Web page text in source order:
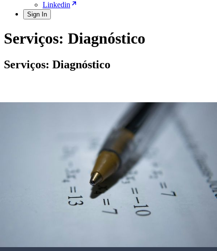
Linkedin
Sign In
Serviços: Diagnóstico
Serviços: Diagnóstico